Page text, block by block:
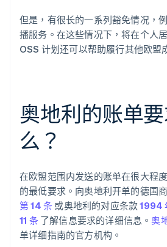
但是，有很长的一系列豁免情况，
播服务。在这些情况下，将在个人
OSS 计划还可以帮助履行其他欧盟
奥地利的账单
么？
在欧盟范围内发送的账单在很大程
的最低要求。向奥地利开单的德国
第 14 条 或奥地利的对应条款1994
11 条了解信息要求的详细信息。奥
单详细指南的官方机构。